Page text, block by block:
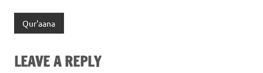
Qur'aana
LEAVE A REPLY